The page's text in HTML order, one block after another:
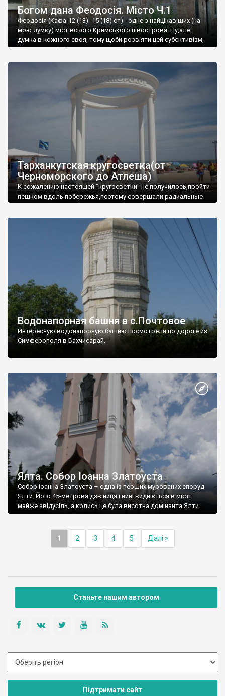
Богом дана Феодосія. Місто Ч.1
Феодосія (Кафа-12 (13) -15 (18) ст) - одне з найцікавіших (на
мою думку) міст всього Кримського півострова .Ну,але
думка в кожного своя, тому щоби розвіяти цей субєктивізм,
запрошую відвідати це
Тарханкутская кругосветка(от
Черноморского до Атлеша)
К сожалению настоящей "кругосветки" не получилось,пройти
пешком вдоль побережья,поэтому совершали радиальные
Водонапорная башня в с.Почтовое
Интересную водонапорную башню посмотрели по дороге из
Симферополя в Бахчисарай.
Ялта. Собор Іоанна Златоуста
Собор Іоанна Златоуста – одна із перших мурованих споруд
Ялти. Його 45-метрова дзвіниця і нині видніється в місті
майже звідусіль, а колись це була висотна домінанта Ялти.
1 2 3 4 5 Далі »
Станьте нашим автором
Підтримати сайт